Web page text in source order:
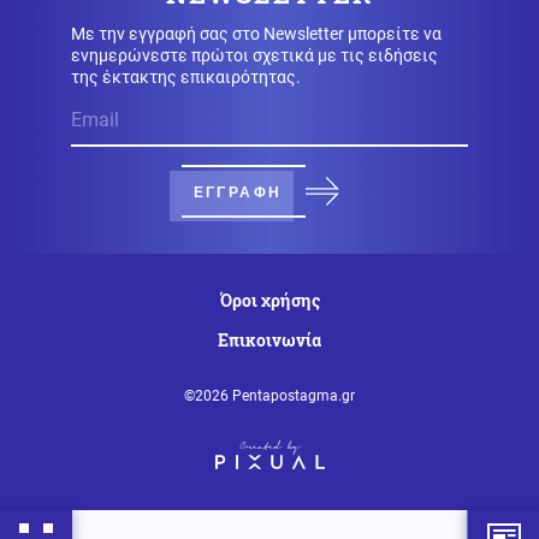
μέτωπο
Σοβαρά επεισόδια στο Νόρφολκ της Βρετανίας, η
αστυνομία φυγάδευσε παράνομους μετανάστες από
κτίριο υπό τις απειλές των κατοίκων (βίντεο)
Ισραηλινός έποικος κατηγορείται για τον θάνατο
Τουλάχιστον 38 νεκροί και 29 τραυματίες από επίθεση
Με την εγγραφή σας στο Newsletter μπορείτε να
ενημερώνεστε πρώτοι σχετικά με τις ειδήσεις
της έκτακτης επικαιρότητας.
ΕΓΓΡΑΦΗ
Όροι χρήσης
Επικοινωνία
©2026 Pentapostagma.gr